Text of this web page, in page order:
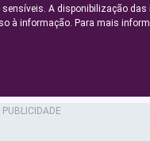
A disponibilização das
à informação. Para mais